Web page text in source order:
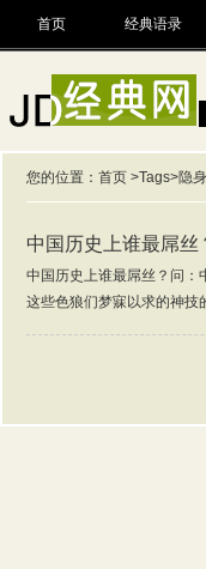
首页 经典语录
您的位置： 首页 >Tags>隐
中国历史上谁最屌丝
中国历史上谁最屌丝？问：
这些色狼们梦寐以求的神技